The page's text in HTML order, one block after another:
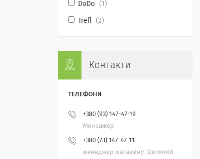
DoDo 1
Trefl 2
Контакти
+380 (93) 147-47-19
Менеджер
+380 (73) 147-47-11
менеджер магазину "Дитячий